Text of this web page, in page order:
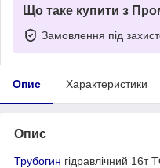
Що таке купити з
Замовлення під
Опис Характеристики
Опис
Трубогин гідравлічний 16т